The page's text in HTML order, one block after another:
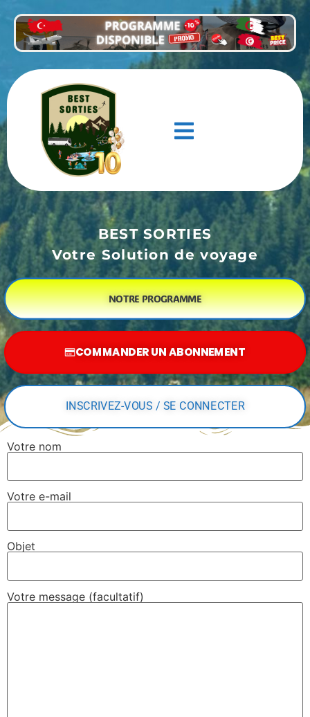
BEST SORTIES
Votre Solution de voyage
NOTRE PROGRAMME
COMMANDER UN ABONNEMENT
INSCRIVEZ-VOUS / SE CONNECTER
Votre nom
Votre e-mail
Objet
Votre message (facultatif)